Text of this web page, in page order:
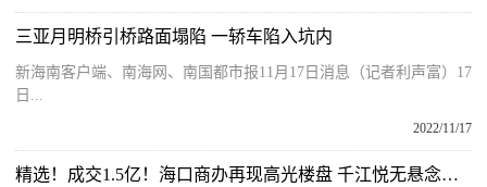
三亚月明桥引桥路面塌陷 一轿车陷入坑内
新海南客户端、南海网、南国都市报11月17日消息（记者利声富）17
日...
2022/11/17
精选！成交1.5亿！海口商办再现高光楼盘 千江悦无悬念登顶榜首｜楼市周报